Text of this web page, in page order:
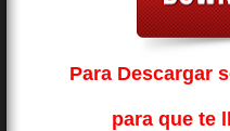
Para Descargar
para que te